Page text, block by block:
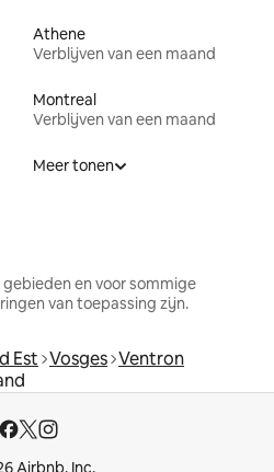
Athene
Verblijven van een maand
Montreal
Verblijven van een maand
Meer tonen
en voor sommige
van toepassing zijn.
Est Vosges Ventron
Airbnb, Inc.